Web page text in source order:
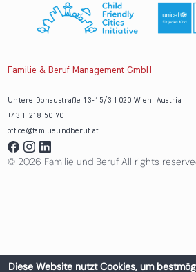
Familie & Beruf Management GmbH
Untere Donaustraße 13-15/3 1020 Wien, Austria
+43 1 218 50 70
office@familieundberuf.at
© 2026 Familie und Beruf All rights
Diese Website nutzt Cookies, um